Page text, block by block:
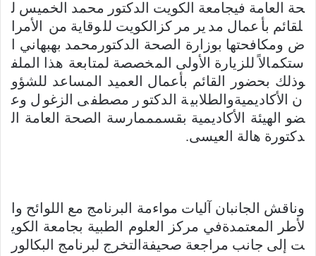
حة العامة فيجامعة الكويت الدكتور محمد الخميس ل
لقائم بأعمال مدير مركزالكويت للوقاية من الأمرا
ض ومكافحتها بوزارة الصحة الدكتورمحمد بهبهاني ا
ستكمالاً للزيارة الأولى المخصصة لمتابعة هذا الملف
وذلك بحضور القائم بأعمال العميد المساعد للشؤو
ن الأكاديميةوالطلابية الدكتور مصطفى الزغول وع
ضو الهيئة الأكاديمية بقسمممارسة الصحة العامة ال
دكتورة هالة العيسى.
وناقش الجانبان آليات مواءمة البرنامج مع اللوائح وا
لأطر المعتمدةفي مركز العلوم الطبية بجامعة الكوي
ت إلى جانب مراجعة صحيفةالتخرج لبرنامج البكالور